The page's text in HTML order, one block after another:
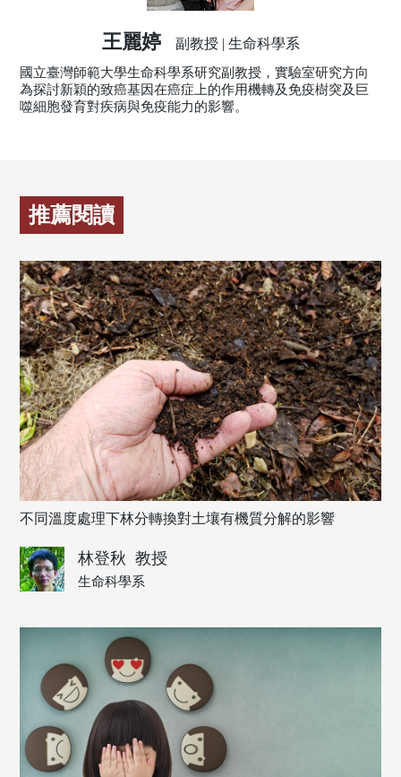
王麗婷 副教授 | 生命科學系
國立臺灣師範大學生命科學系研究副教授，實驗室研究方向
為探討新穎的致癌基因在癌症上的作用機轉及免疫樹突及巨
噬細胞發育對疾病與免疫能力的影響。
推薦閱讀
不同溫度處理下林分轉換對土壤有機質分解的影響
林登秋 教授
生命科學系